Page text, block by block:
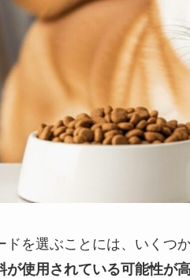
ドを選ぶことには、いくつ
が使用されている可能性が